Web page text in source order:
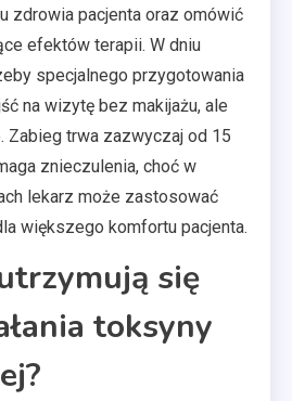
zdrowia pacjenta oraz omówić
efektów terapii. W dniu
specjalnego przygotowania
na wizytę bez makijażu, ale
Zabieg trwa zazwyczaj od 15
znieczulenia, choć w
lekarz może zastosować
większego komfortu pacjenta.
się
toksyny